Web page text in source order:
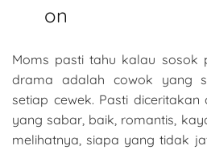
on
Moms pasti tahu kalau sosok
drama adalah cowok yang
setiap cewek. Pasti
yang sabar, baik, romantis,
melihatnya, siapa yang tidak